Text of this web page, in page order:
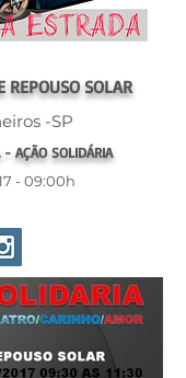
REPOUSO SOLAR
-SP
- AÇÃO SOLIDÁRIA
- 09:00h